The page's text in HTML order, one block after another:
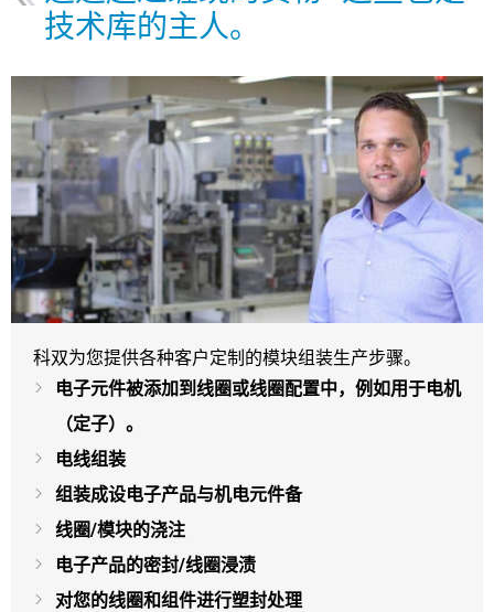
技术库的主人。
科双为您提供各种客户定制的模块组装生产步骤。
电子元件被添加到线圈或线圈配置中，例如用于电机
（定子）。
电线组装
组装成设电子产品与机电元件备
线圈/模块的浇注
电子产品的密封/线圈浸渍
对您的线圈和组件进行塑封处理